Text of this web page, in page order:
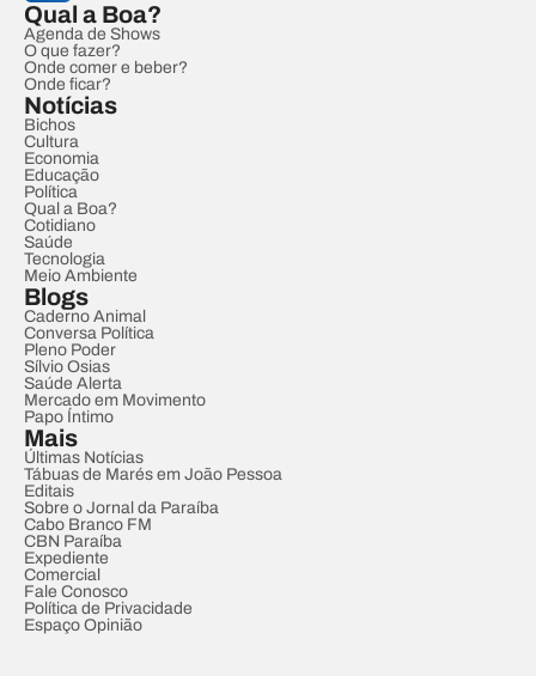
Qual a Boa?
Agenda de Shows
O que fazer?
Onde comer e beber?
Onde ficar?
Notícias
Bichos
Cultura
Economia
Educação
Política
Qual a Boa?
Cotidiano
Saúde
Tecnologia
Meio Ambiente
Blogs
Caderno Animal
Conversa Política
Pleno Poder
Sílvio Osias
Saúde Alerta
Mercado em Movimento
Papo Íntimo
Mais
Últimas Notícias
Tábuas de Marés em João Pessoa
Editais
Sobre o Jornal da Paraíba
Cabo Branco FM
CBN Paraíba
Expediente
Comercial
Fale Conosco
Política de Privacidade
Espaço Opinião